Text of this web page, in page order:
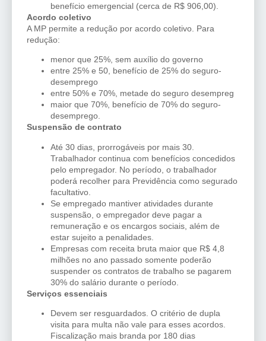
benefício emergencial (cerca de R$ 906,00).
Acordo coletivo
A MP permite a redução por acordo coletivo. Para
redução:
menor que 25%, sem auxílio do governo
entre 25% e 50, benefício de 25% do seguro-
desemprego
entre 50% e 70%, metade do seguro desempreg
maior que 70%, benefício de 70% do seguro-
desemprego.
Suspensão de contrato
Até 30 dias, prorrogáveis por mais 30.
Trabalhador continua com benefícios concedidos
pelo empregador. No período, o trabalhador
poderá recolher para Previdência como segurado
facultativo.
Se empregado mantiver atividades durante
suspensão, o empregador deve pagar a
remuneração e os encargos sociais, além de
estar sujeito a penalidades.
Empresas com receita bruta maior que R$ 4,8
milhões no ano passado somente poderão
suspender os contratos de trabalho se pagarem
30% do salário durante o período.
Serviços essenciais
Devem ser resguardados. O critério de dupla
visita para multa não vale para esses acordos.
Fiscalização mais branda por 180 dias